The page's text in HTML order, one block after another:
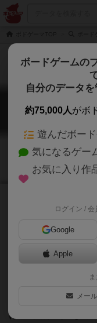
イ
石取りに焦点を
は根本的に異なる
ボードゲームの
自分のデータ
約75,000人がボ
遊んだボー
気になるゲー
お気に入り作
ログイン / 会
Google
Apple
メー